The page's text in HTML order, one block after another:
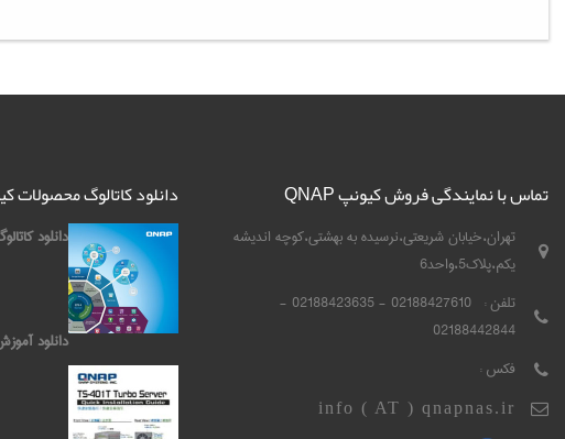
تماس با نمایندگی فروش کیونپ QNAP
تهران،خیابان شریعتی،نرسیده به بهشتی،کوچه اندیشه
یکم،پلاک5،واحد6
تلفن :
02188427610 - 02188423635 -
02188442844
فکس :
info ( AT ) qnapnas.ir
دانلود کاتالوگ محصولات
دانلود
دانلود